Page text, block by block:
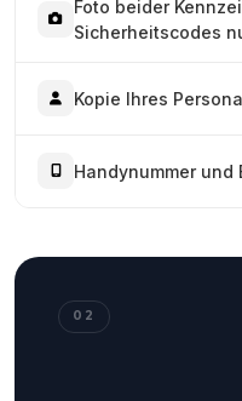
Foto beider
Sicherheitscodes
Kopie Ihres
Handynummer
02